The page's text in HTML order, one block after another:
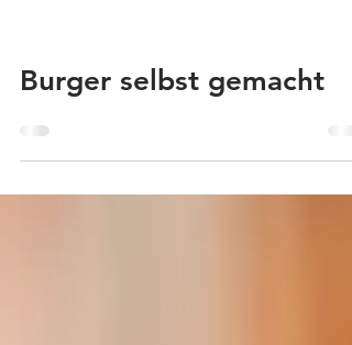
Burger selbst gemacht